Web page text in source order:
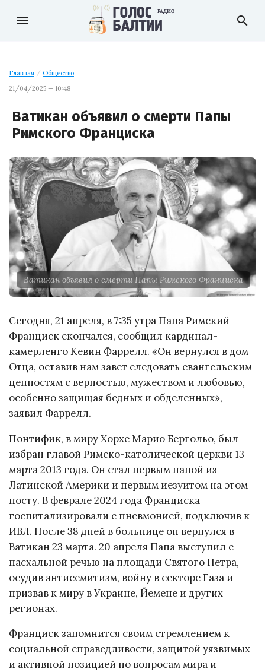
menu search
Главная / Общество
21/04/2025 — 10:48
Ватикан объявил о смерти Папы
Римского Франциска
Ватикан объявил о смерти Папы Римского Франциска
Сегодня, 21 апреля, в 7:35 утра Папа Римский
Франциск скончался, сообщил кардинал-
камерленго Кевин Фаррелл. «Он вернулся в дом
Отца, оставив нам завет следовать евангельским
ценностям с верностью, мужеством и любовью,
особенно защищая бедных и обделенных», —
заявил Фаррелл.
Понтифик, в миру Хорхе Марио Бергольо, был
избран главой Римско-католической церкви 13
марта 2013 года. Он стал первым папой из
Латинской Америки и первым иезуитом на этом
посту. В феврале 2024 года Франциска
госпитализировали с пневмонией, подключив к
ИВЛ. После 38 дней в больнице он вернулся в
Ватикан 23 марта. 20 апреля Папа выступил с
пасхальной речью на площади Святого Петра,
осудив антисемитизм, войну в секторе Газа и
призвав к миру в Украине, Йемене и других
регионах.
Франциск запомнится своим стремлением к
социальной справедливости, защитой уязвимых
и активной позицией по вопросам мира и